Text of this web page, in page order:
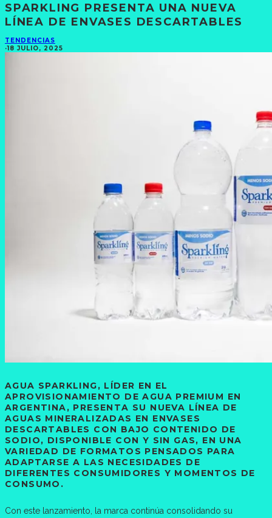
SPARKLING PRESENTA UNA NUEVA
LÍNEA DE ENVASES DESCARTABLES
TENDENCIAS
·18 JULIO, 2025
AGUA SPARKLING, LÍDER EN EL
APROVISIONAMIENTO DE AGUA PREMIUM EN
ARGENTINA, PRESENTA SU NUEVA LÍNEA DE
AGUAS MINERALIZADAS EN ENVASES
DESCARTABLES CON BAJO CONTENIDO DE
SODIO, DISPONIBLE CON Y SIN GAS, EN UNA
VARIEDAD DE FORMATOS PENSADOS PARA
ADAPTARSE A LAS NECESIDADES DE
DIFERENTES CONSUMIDORES Y MOMENTOS DE
CONSUMO.
Con este lanzamiento, la marca continúa consolidando su